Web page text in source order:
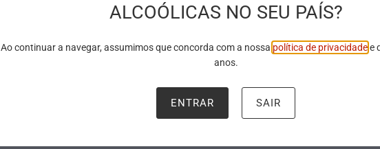
* IVA incluído.
** No caso de
de igual
ALCOÓLICAS NO SEU PAÍS?
Ao continuar a navegar, assumimos que concorda com a nossa política de privacidadee
anos.
ENTRAR SAIR